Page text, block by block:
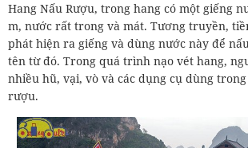
Hang Nấu Rượu, trong hang có một giếng
m, nước rất trong và mát. Tương truyền,
phát hiện ra giếng và dùng nước này để
tên từ đó. Trong quá trình nạo vét hang,
nhiều hũ, vại, vò và các dụng cụ dùng
rượu.